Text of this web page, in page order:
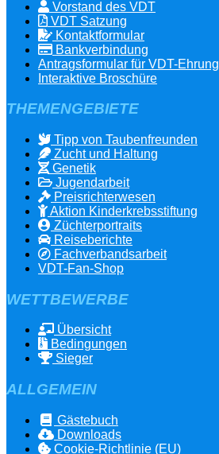
Vorstand des VDT
VDT Satzung
Kontaktformular
Bankverbindung
Antragsformular für VDT-Ehrung
Interaktive Broschüre
THEMENGEBIETE
Tipp von Taubenfreunden
Zucht und Haltung
Genetik
Jugendarbeit
Preisrichterwesen
Aktion Kinderkrebsstiftung
Züchterportraits
Reiseberichte
Fachverbandsarbeit
VDT-Fan-Shop
WETTBEWERBE
Übersicht
Bedingungen
Sieger
ALLGEMEIN
Gästebuch
Downloads
Cookie-Richtlinie (EU)